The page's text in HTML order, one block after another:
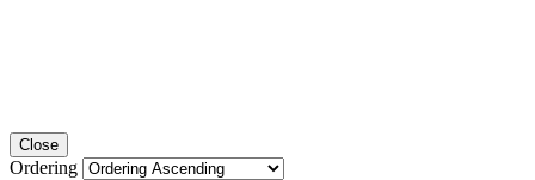
Close
Ordering